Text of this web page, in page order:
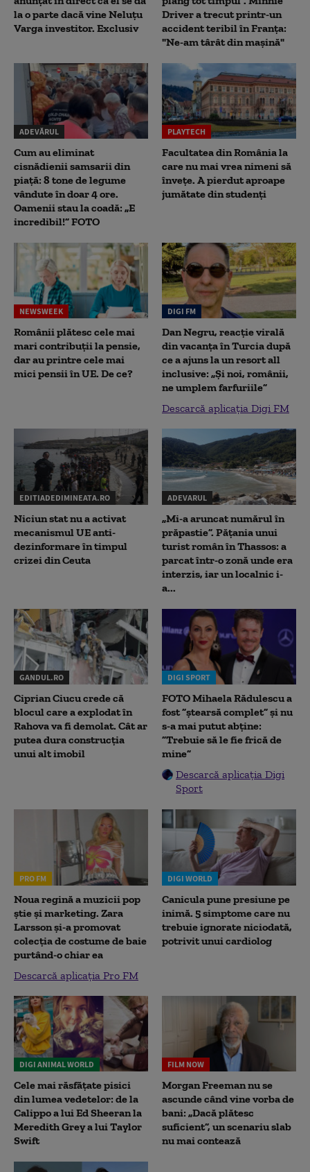
la o parte dacă vine Neluțu
Varga investitor. Exclusiv
Driver a trecut printr-un
accident teribil în Franța:
"Ne-am târât din mașină"
ADEVĂRUL
Cum au eliminat
cisnădienii samsarii din
piață: 8 tone de legume
vândute în doar 4 ore.
Oamenii stau la coadă: „E
incredibil!” FOTO
PLAYTECH
Facultatea din România la
care nu mai vrea nimeni să
înveţe. A pierdut aproape
jumătate din studenţi
NEWSWEEK
Românii plătesc cele mai
mari contribuții la pensie,
dar au printre cele mai
mici pensii în UE. De ce?
DIGI FM
Dan Negru, reacție virală
din vacanța în Turcia după
ce a ajuns la un resort all
inclusive: „Și noi, românii,
ne umplem farfuriile”
Descarcă aplicația Digi FM
EDITIADEDIMINEATA.RO
Niciun stat nu a activat
mecanismul UE anti-
dezinformare în timpul
crizei din Ceuta
ADEVARUL
„Mi-a aruncat numărul în
prăpastie”. Pățania unui
turist român în Thassos: a
parcat într-o zonă unde era
interzis, iar un localnic i-
a...
GANDUL.RO
Ciprian Ciucu crede că
blocul care a explodat în
Rahova va fi demolat. Cât ar
putea dura construcția
unui alt imobil
DIGI SPORT
FOTO Mihaela Rădulescu a
fost ”ștearsă complet” și nu
s-a mai putut abține:
”Trebuie să le fie frică de
mine”
Descarcă aplicația Digi
Sport
PRO FM
Noua regină a muzicii pop
știe și marketing. Zara
Larsson și-a promovat
colecția de costume de baie
purtând-o chiar ea
Descarcă aplicația Pro FM
DIGI WORLD
Canicula pune presiune pe
inimă. 5 simptome care nu
trebuie ignorate niciodată,
potrivit unui cardiolog
DIGI ANIMAL WORLD
Cele mai răsfățate pisici
din lumea vedetelor: de la
Calippo a lui Ed Sheeran la
Meredith Grey a lui Taylor
Swift
FILM NOW
Morgan Freeman nu se
ascunde când vine vorba de
bani: „Dacă plătesc
suficient”, un scenariu slab
nu mai contează